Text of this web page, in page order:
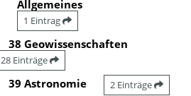
Allgemeines
1 Eintrag
38 Geowissenschaften
28 Einträge
39 Astronomie 2 Einträge